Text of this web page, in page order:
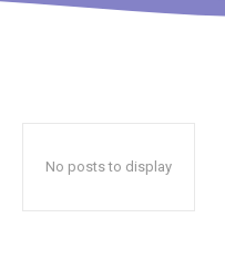
No posts to display